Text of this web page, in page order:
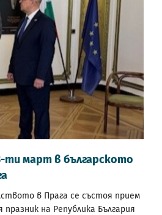
ти март в българското
в Прага се състоя прием
празник на Република България